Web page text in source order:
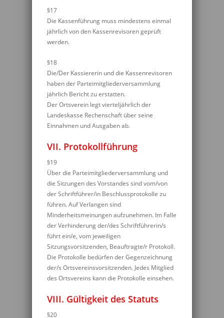
§17
Die Kassenführung muss mindestens einmal
jährlich von den Kassenrevisoren geprüft
werden.
§18
Die/Der Kassiererin und die Kassenrevisoren
haben der Parteimitgliederversammlung
jährlich Bericht zu erstatten.
Der Ortsverein legt vierteljährlich der
Landeskasse Rechenschaft über seine
Einnahmen und Ausgaben ab.
VII. Protokollführung
§19
Über die Parteimitgliederversammlung und
die Sitzungen des Vorstandes sind vom/von
der Schriftführer/in Beschlussprotokolle zu
führen. Auf Verlangen sind
Minderheitsmeinungen aufzunehmen. Im Falle
der Verhinderung der/des Schriftführerin/s
führt ein/e, vom jeweiligen
Sitzungsvorsitzenden, Beauftragte/r Protokoll.
Die Protokolle bedürfen der Gegenzeichnung
der/s Ortsvereinsvorsitzenden. Jedes Mitglied
des Ortsvereins kann die Protokolle einsehen.
VIII. Gültigkeit des Statuts
§20